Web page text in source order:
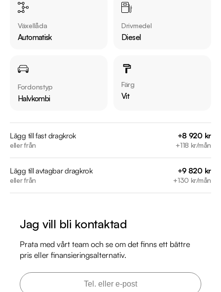
Jämför denna bil med någon av våra andra Audi A5 i lager. Se
series=a5
Vid blandad körning är förbrukning endast 0.54 L/Mil
Besiktigad till och med 2026-11-30
Möjlighet till 12-60 månaders garanti
Servicehistorik:
2018-09-21 - 3022 mil
2019-07-04 - 5700 mil
2020-07-24 - 9081 mil
2022-11-30 - 11793 mil
2024-12-11 - 14097 mil
Besök
för att:
• Se närbilder och film på bilen
• Reservera bilen direkt online
• Få mer info om utrustning och tillval
Växellåda
Automatisk
Drivmedel
Diesel
Fordonstyp
Halvkombi
Färg
Vit
Lägg till fast dragkrok
eller från
+8 920 kr
+118 kr/mån
Lägg till avtagbar dragkrok
eller från
+9 820 kr
+130 kr/mån
Jag vill bli kontaktad
Prata med vårt team och se om det finns ett bättre
pris eller finansieringsalternativ.